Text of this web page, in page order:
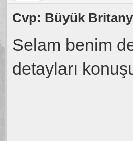
Cvp: Büyük
Selam benim
detayları